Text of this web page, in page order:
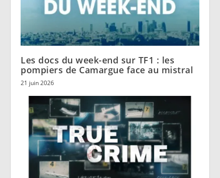
Les docs du week-end sur TF1 : les
pompiers de Camargue face au mistral
21 juin 2026